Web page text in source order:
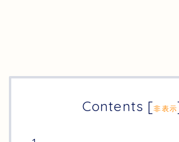
Contents [非表示